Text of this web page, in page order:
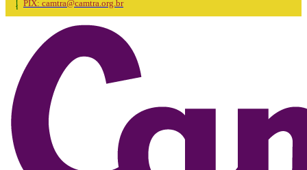
PIX: camtra@camtra.org.br